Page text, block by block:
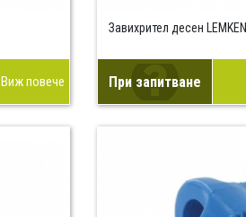
Виж повече
Завихрител десен LEMKEN
При запитване